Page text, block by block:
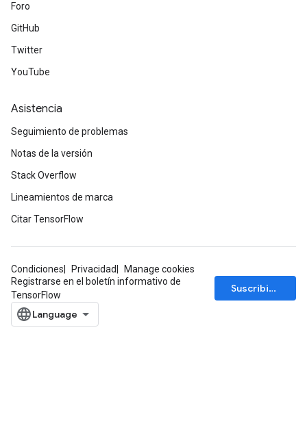
Foro
GitHub
Twitter
YouTube
Asistencia
Seguimiento de problemas
Notas de la versión
Stack Overflow
Lineamientos de marca
Citar TensorFlow
Condiciones Privacidad
Manage cookies
Registrarse en el boletín informativo de
TensorFlow
Suscribirse